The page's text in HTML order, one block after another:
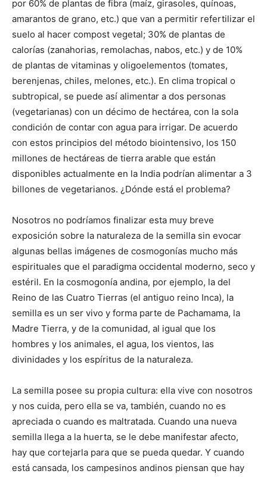
por 60% de plantas de fibra (maíz, girasoles, quínoas,
amarantos de grano, etc.) que van a permitir refertilizar el
suelo al hacer compost vegetal; 30% de plantas de
calorías (zanahorias, remolachas, nabos, etc.) y de 10%
de plantas de vitaminas y oligoelementos (tomates,
berenjenas, chiles, melones, etc.). En clima tropical o
subtropical, se puede así alimentar a dos personas
(vegetarianas) con un décimo de hectárea, con la sola
condición de contar con agua para irrigar. De acuerdo
con estos principios del método biointensivo, los 150
millones de hectáreas de tierra arable que están
disponibles actualmente en la India podrían alimentar a 3
billones de vegetarianos. ¿Dónde está el problema?
Nosotros no podríamos finalizar esta muy breve
exposición sobre la naturaleza de la semilla sin evocar
algunas bellas imágenes de cosmogonías mucho más
espirituales que el paradigma occidental moderno, seco y
estéril. En la cosmogonía andina, por ejemplo, la del
Reino de las Cuatro Tierras (el antiguo reino Inca), la
semilla es un ser vivo y forma parte de Pachamama, la
Madre Tierra, y de la comunidad, al igual que los
hombres y los animales, el agua, los vientos, las
divinidades y los espíritus de la naturaleza.
La semilla posee su propia cultura: ella vive con nosotros
y nos cuida, pero ella se va, también, cuando no es
apreciada o cuando es maltratada. Cuando una nueva
semilla llega a la huerta, se le debe manifestar afecto,
hay que cortejarla para que se pueda quedar. Y cuando
está cansada, los campesinos andinos piensan que hay